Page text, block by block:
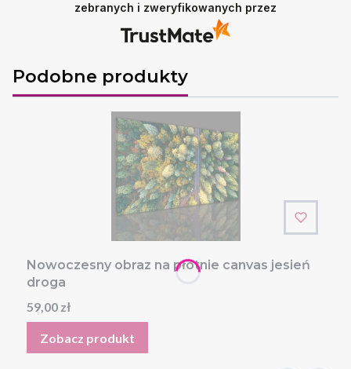
zebranych i zweryfikowanych przez
Podobne produkty
Nowoczesny obraz na płótnie canvas jesień
droga
Cena
59,00 zł
Zobacz produkt